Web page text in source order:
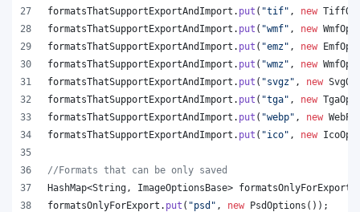
formatsThatSupportExportAndImport . put ( "tif" , new
formatsThatSupportExportAndImport . put ( "wmf" , new
formatsThatSupportExportAndImport . put ( "emz" , new
formatsThatSupportExportAndImport . put ( "wmz" , new
formatsThatSupportExportAndImport . put ( "svgz" , new
formatsThatSupportExportAndImport . put ( "tga" , new
formatsThatSupportExportAndImport . put ( "webp" , new
formatsThatSupportExportAndImport . put ( "ico" , new
//Formats that can be only saved
HashMap<String , ImageOptionsBase> formatsOnlyForExport
formatsOnlyForExport . put ( "psd" , new PsdOptions ());